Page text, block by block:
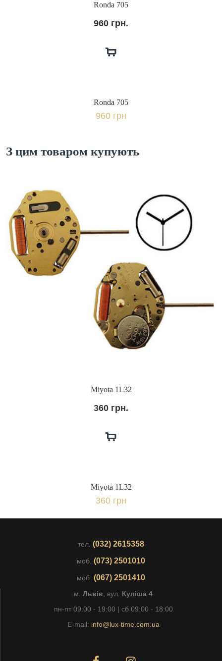
Ronda 705
960 грн.
Ronda 705
960 грн
З цим товаром купують
Miyota 1L32
360 грн.
Miyota 1L32
360 грн
тел. (032) 2615358
моб. (073) 2501010
моб. (067) 2501410
м. Львів , вул. Куліша 4
пн-пт 09:00 - 19:00 | сб 09:00 - 18:00
E-mail: info@lux-time.com.ua